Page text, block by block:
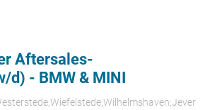
Aftersales-
d) - BMW & MINI